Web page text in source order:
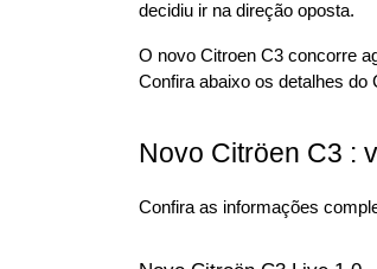
decidiu ir na direção oposta.
O novo Citroen C3 concorre
Confira abaixo os detalhes do
Novo Citröen C3 :
Confira as informações